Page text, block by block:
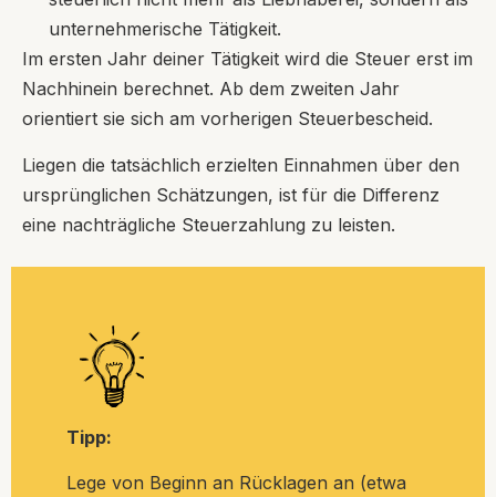
unternehmerische Tätigkeit.
Im ersten Jahr deiner Tätigkeit wird die Steuer erst im
Nachhinein berechnet. Ab dem zweiten Jahr
orientiert sie sich am vorherigen Steuerbescheid.
Liegen die tatsächlich erzielten Einnahmen über den
ursprünglichen Schätzungen, ist für die Differenz
eine nachträgliche Steuerzahlung zu leisten.
Tipp:
Lege von Beginn an Rücklagen an (etwa